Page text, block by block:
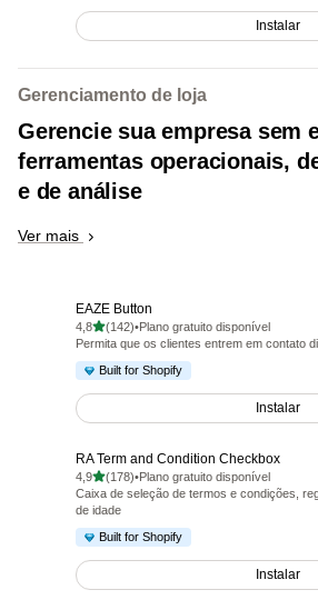
Instalar
Gerenciamento de loja
Gerencie sua empresa sem
ferramentas operacionais,
e de análise
Ver mais
EAZE Button
4,8de 5 estrelas
(142)
142 avaliações ao todo
•Plano gratuito disponível
Permita que os clientes entrem em contato
Built for Shopify
Instalar
RA Term and Condition Checkbox
4,9de 5 estrelas
(178)
178 avaliações ao todo
•Plano gratuito disponível
Caixa de seleção de termos e condições,
de idade
Built for Shopify
Instalar